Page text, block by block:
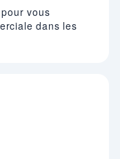
vous
dans les